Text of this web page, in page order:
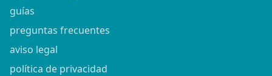
guías
preguntas frecuentes
aviso legal
política de privacidad